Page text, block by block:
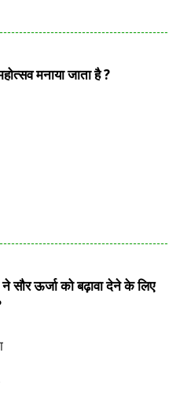
मनाया जाता है ?
सौर ऊर्जा को बढ़ावा देने के लिए